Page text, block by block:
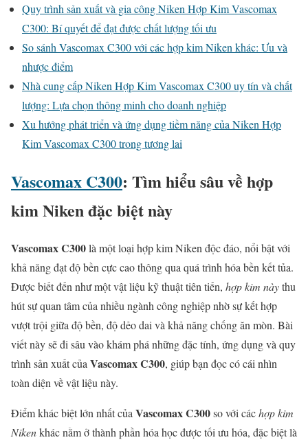
Quy trình sản xuất và gia công Niken Hợp Kim Vascomax
C300: Bí quyết để đạt được chất lượng tối ưu
So sánh Vascomax C300 với các hợp kim Niken khác: Ưu và
nhược điểm
Nhà cung cấp Niken Hợp Kim Vascomax C300 uy tín và chất
lượng: Lựa chọn thông minh cho doanh nghiệp
Xu hướng phát triển và ứng dụng tiềm năng của Niken Hợp
Kim Vascomax C300 trong tương lai
Vascomax C300: Tìm hiểu sâu về hợp
kim Nikenđặc biệt này
Vascomax C300là một loại hợp kim Niken độc đáo, nổi bật với
khả năng đạt độ bền cực cao thông qua quá trình hóa bền kết tủa.
Được biết đến như một vật liệu kỹ thuật tiên tiến, hợp kim nàythu
hút sự quan tâm của nhiều ngành công nghiệp nhờ sự kết hợp
vượt trội giữa độ bền, độ dẻo dai và khả năng chống ăn mòn. Bài
viết này sẽ đi sâu vào khám phá những đặc tính, ứng dụng và quy
trình sản xuất của Vascomax C300, giúp bạn đọc có cái nhìn
toàn diện về vật liệu này.
Điểm khác biệt lớn nhất của Vascomax C300so với cáchợp kim
Nikenkhác nằm ở thành phần hóa học được tối ưu hóa, đặc biệt là